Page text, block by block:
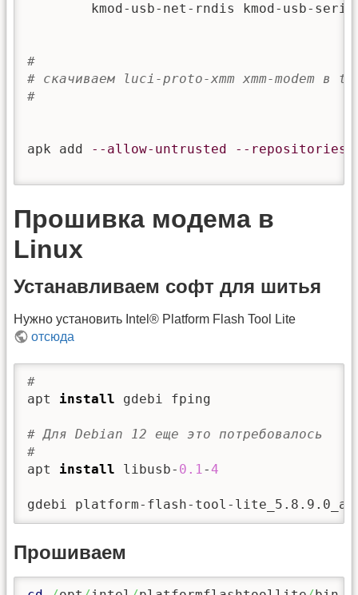
kmod-usb-net-rndis kmod-usb-
#
# скачиваем luci-proto-xmm xmm-modem в
#
apk add --allow-untrusted --
Прошивка модема в
Linux
Устанавливаем софт для шитья
Нужно установить Intel® Platform Flash Tool Lite
отсюда
#
apt install gdebi fping
# Для Debian 12 еще это потребовалось
#
apt install libusb- 0.1-4
gdebi platform-flash-tool-
Прошиваем